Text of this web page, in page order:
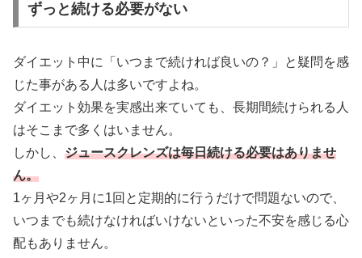
ずっと続ける必要がない
ダイエット中に「いつまで続ければ良いの？」と疑問を感
じた事がある人は多いですよね。
ダイエット効果を実感出来ていても、長期間続けられる人
はそこまで多くはいません。
しかし、 ジュースクレンズは毎日続ける必要はありませ
ん。
1ヶ月や2ヶ月に1回と定期的に行うだけで問題ないので、
いつまでも続けなければいけないといった不安を感じる心
配もありません。